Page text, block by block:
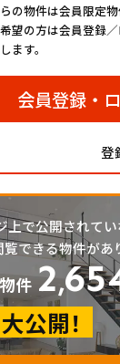
の物件は会員限定物
望の方は会員登録
ます。
会員登録・
登
で公開されてい
できる物件があ
件 2,
大公開！